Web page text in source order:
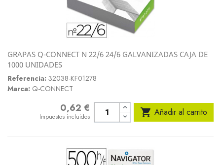
GRAPAS Q-CONNECT N 22/6 24/6 GALVANIZADAS CAJA DE
1000 UNIDADES
Referencia: 32038-KF01278
Marca: Q-CONNECT
0,62 €
Impuestos incluidos  Añadir al carrito